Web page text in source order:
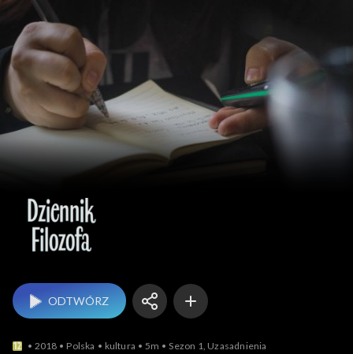
ODTWÓRZ
2018 Polska kultura 5m Sezon 1, Uzasadnienia